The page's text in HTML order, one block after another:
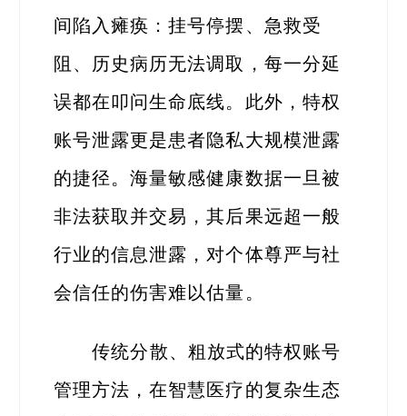
间陷入瘫痪：挂号停摆、急救受
阻、历史病历无法调取，每一分延
误都在叩问生命底线。此外，特权
账号泄露更是患者隐私大规模泄露
的捷径。海量敏感健康数据一旦被
非法获取并交易，其后果远超一般
行业的信息泄露，对个体尊严与社
会信任的伤害难以估量。
传统分散、粗放式的特权账号
管理方法，在智慧医疗的复杂生态